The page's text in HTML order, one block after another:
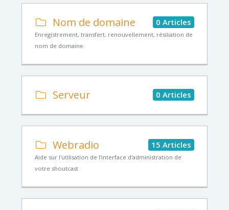
0 Articles
Nom de domaine
Enregistrement, transfert, renouvellement, résiliation de
nom de domaine
0 Articles
Serveur
15 Articles
Webradio
Aide sur l'utilisation de l'interface d'administration de
votre shoutcast